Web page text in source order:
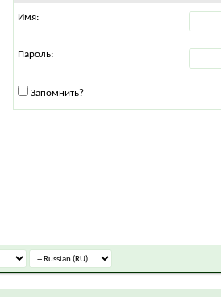
Имя:
Пароль:
Запомнить?